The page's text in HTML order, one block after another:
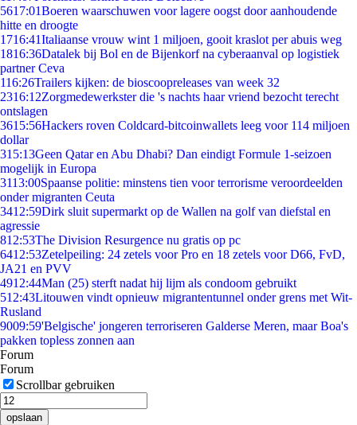
5617:01Boeren waarschuwen voor lagere oogst door aanhoudende
hitte en droogte
1716:41Italiaanse vrouw wint 1 miljoen, gooit kraslot per abuis weg
1816:36Datalek bij Bol en de Bijenkorf na cyberaanval op logistiek
partner Ceva
116:26Trailers kijken: de bioscoopreleases van week 32
2316:12Zorgmedewerkster die 's nachts haar vriend bezocht terecht
ontslagen
3615:56Hackers roven Coldcard-bitcoinwallets leeg voor 114 miljoen
dollar
315:13Geen Qatar en Abu Dhabi? Dan eindigt Formule 1-seizoen
mogelijk in Europa
3113:00Spaanse politie: minstens tien voor terrorisme veroordeelden
onder migranten Ceuta
3412:59Dirk sluit supermarkt op de Wallen na golf van diefstal en
agressie
812:53The Division Resurgence nu gratis op pc
6412:53Zetelpeiling: 24 zetels voor Pro en 18 zetels voor D66, FvD,
JA21 en PVV
4912:44Man (25) sterft nadat hij lijm als condoom gebruikt
512:43Litouwen vindt opnieuw migrantentunnel onder grens met Wit-
Rusland
9009:59'Belgische' jongeren terroriseren Galderse Meren, maar Boa's
pakken topless zonnen aan
Forum
Forum
Scrollbar gebruiken
opslaan